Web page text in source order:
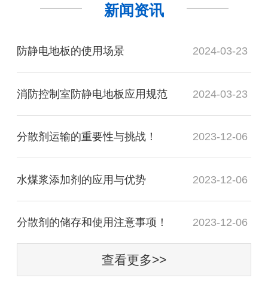
新闻资讯
防静电地板的使用场景 2024-03-23
消防控制室防静电地板应用规范 2024-03-23
分散剂运输的重要性与挑战！ 2023-12-06
水煤浆添加剂的应用与优势 2023-12-06
分散剂的储存和使用注意事项！ 2023-12-06
查看更多>>